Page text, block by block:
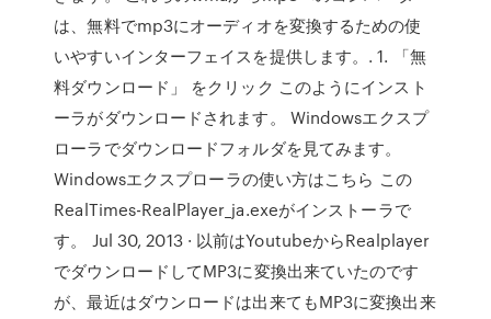
は、無料でmp3にオーディオを変換するための使
いやすいインターフェイスを提供します。. 1. 「無
料ダウンロード」 をクリック このようにインスト
ーラがダウンロードされます。 Windowsエクスプ
ローラでダウンロードフォルダを見てみます。
Windowsエクスプローラの使い方はこちら この
RealTimes-RealPlayer_ja.exeがインストーラで
す。 Jul 30, 2013 · 以前はYoutubeからRealplayer
でダウンロードしてMP3に変換出来ていたのです
が、最近はダウンロードは出来てもMP3に変換出来